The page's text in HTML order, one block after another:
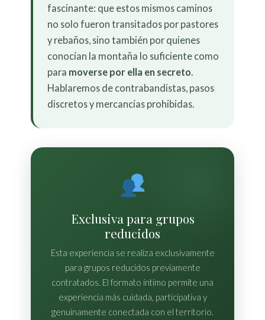
fascinante: que estos mismos caminos
no solo fueron transitados por pastores
y rebaños, sino también por quienes
conocían la montaña lo suficiente como
para moverse por ella en secreto.
Hablaremos de contrabandistas, pasos
discretos y mercancías prohibidas.
Exclusiva para grupos
reducidos
Esta experiencia se realiza exclusivamente
para grupos reducidos previamente
contratados. El formato íntimo permite una
experiencia más cuidada, participativa y
genuinamente conectada con el territorio.